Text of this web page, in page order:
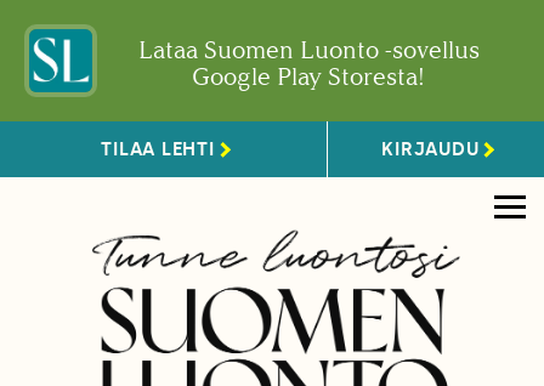
Lataa Suomen Luonto -sovellus
Google Play Storesta!
TILAA LEHTI KIRJAUDU